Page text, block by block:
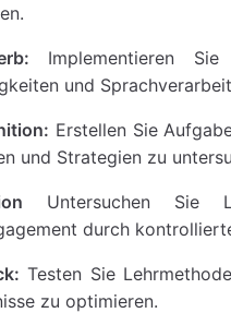
Implementieren Sie
und
Erstellen Sie
und Strategien zu
Untersuchen Sie
durch
Testen Sie
zu optimieren.